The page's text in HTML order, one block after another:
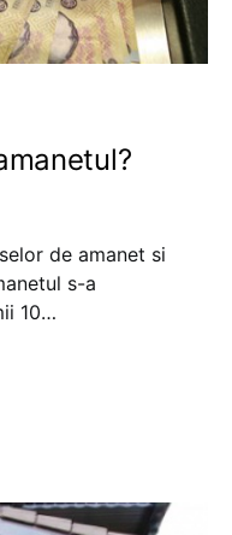
de amanet si
s-a
10…